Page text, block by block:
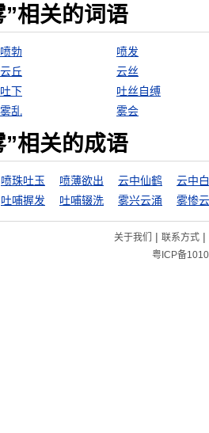
相关的词语
喷勃
喷发
云丘
云丝
吐下
吐丝自缚
雾乱 雾会
相关的成语
喷珠吐玉 喷薄欲出 云中仙鹤
云中
吐哺握发 吐哺辍洗 雾兴云涌 雾惨
关于我们 | 联系方式|
粤ICP备